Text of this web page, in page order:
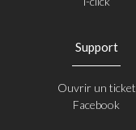
Support
Ouvrir un ticket
Facebook